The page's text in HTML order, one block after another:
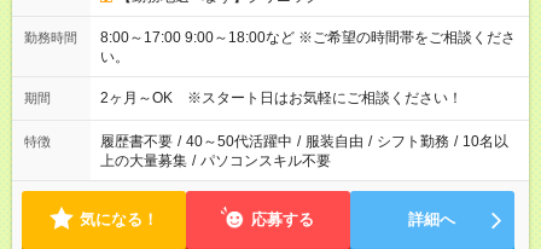
勤務時間
8:00～17:00 9:00～18:00など ※ご希望の時間帯をご相談くださ
い。
期間 2ヶ月～OK ※スタート日はお気軽にご相談ください！
特徴 履歴書不要 / 40～50代活躍中 / 服装自由 / シフト勤務 / 10名以
上の大量募集 / パソコンスキル不要
気になる！ 応募する 詳細へ